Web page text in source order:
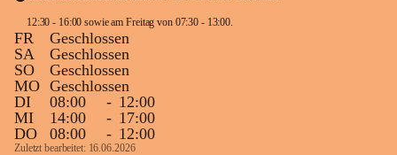
FR
Geschlossen
SA
Geschlossen
SO
Geschlossen
MO Geschlossen
DI
08:00 - 12:00
MI
14:00 - 17:00
DO
08:00 - 12:00
Zuletzt bearbeitet: 16.06.2026